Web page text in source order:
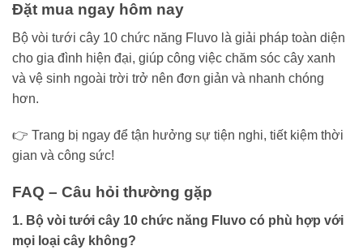
Đặt mua ngay hôm nay
Bộ vòi tưới cây 10 chức năng Fluvo là giải pháp toàn diện
cho gia đình hiện đại, giúp công việc chăm sóc cây xanh
và vệ sinh ngoài trời trở nên đơn giản và nhanh chóng
hơn.
👉 Trang bị ngay để tận hưởng sự tiện nghi, tiết kiệm thời
gian và công sức!
FAQ – Câu hỏi thường gặp
1. Bộ vòi tưới cây 10 chức năng Fluvo có phù hợp với
mọi loại cây không?